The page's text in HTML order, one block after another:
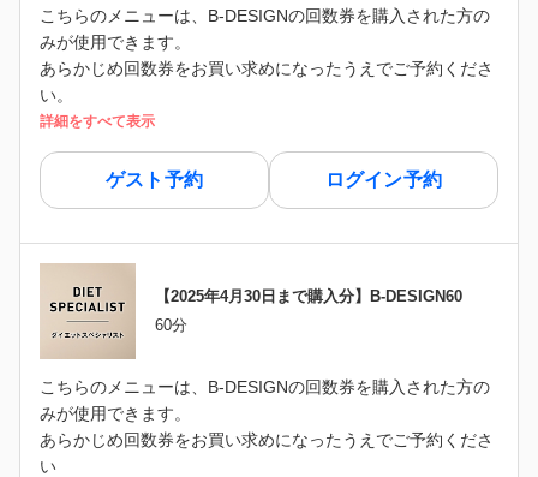
こちらのメニューは、B-DESIGNの回数券を購入された方の
みが使用できます。
あらかじめ回数券をお買い求めになったうえでご予約くださ
い。
詳細をすべて表示
ゲスト予約 ログイン予約
【2025年4月30日まで購入分】B-DESIGN60
60分
こちらのメニューは、B-DESIGNの回数券を購入された方の
みが使用できます。
あらかじめ回数券をお買い求めになったうえでご予約くださ
い